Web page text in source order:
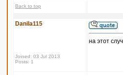
Back to top
Danila115
Joined: 03 Jul 2013
Posts: 1
на этот